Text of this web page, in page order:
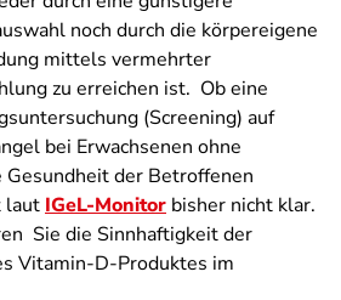
noch durch die körpereigene
mittels vermehrter
zu erreichen ist. Ob eine
(Screening) auf
bei Erwachsenen ohne
Gesundheit der Betroffenen
laut IGeL-Monitor bisher nicht klar.
Sie die Sinnhaftigkeit der
Vitamin-D-Produktes im